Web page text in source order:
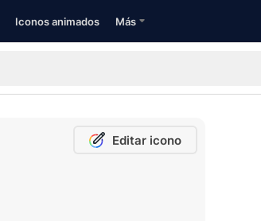
Iconos animados Más
Editar icono